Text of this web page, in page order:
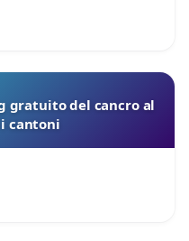
gratuito del cancro al
cantoni